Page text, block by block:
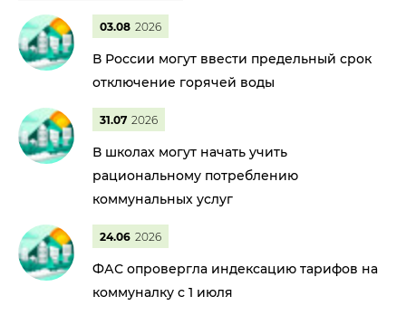
03.08 2026
В России могут ввести предельный срок
отключение горячей воды
31.07 2026
В школах могут начать учить
рациональному потреблению
коммунальных услуг
24.06 2026
ФАС опровергла индексацию тарифов на
коммуналку с 1 июля